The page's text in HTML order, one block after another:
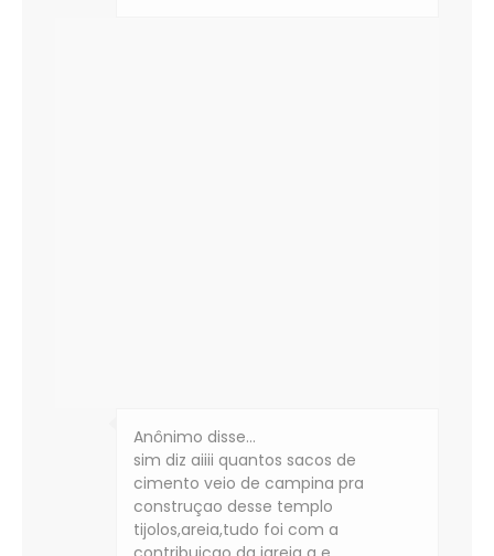
Anônimo disse…
sim diz aiiii quantos sacos de
cimento veio de campina pra
construçao desse templo
tijolos,areia,tudo foi com a